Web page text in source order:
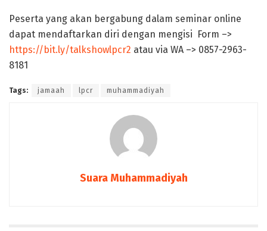
Peserta yang akan bergabung dalam seminar online
dapat mendaftarkan diri dengan mengisi Form –>
https://bit.ly/talkshowlpcr2 atau via WA –> 0857-2963-
8181
Tags: jamaah lpcr muhammadiyah
Suara Muhammadiyah